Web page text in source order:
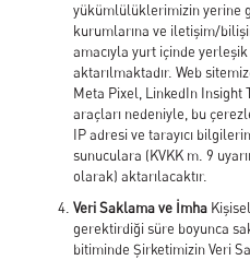
yükümlülüklerimizin yerine
kurumlarına ve iletişim/
amacıyla yurt içinde
aktarılmaktadır. Web
Meta Pixel, LinkedIn Insight
araçları nedeniyle, bu
IP adresi ve tarayıcı
sunuculara (KVKK m. 9
olarak) aktarılacaktır.
Veri Saklama ve İmhaKişisel
gerektirdiği süre boyunca
bitiminde Şirketimizin Veri